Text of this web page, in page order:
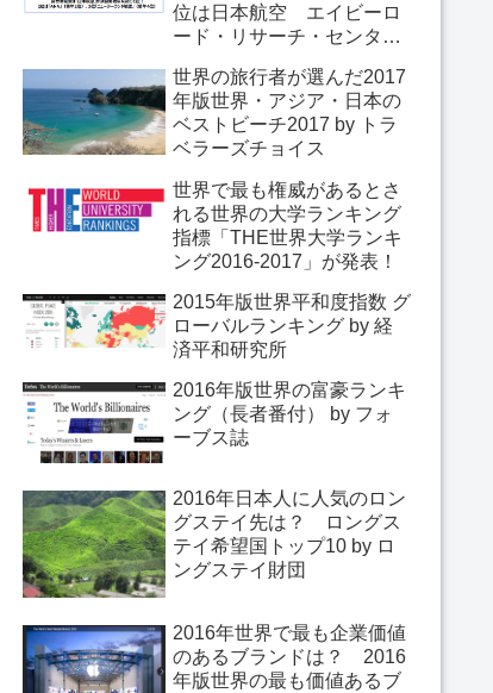
位は日本航空 エイビーロ
ード・リサーチ・センター
2017」
世界の旅行者が選んだ2017
年版世界・アジア・日本の
ベストビーチ2017 by トラ
ベラーズチョイス
世界で最も権威があるとさ
れる世界の大学ランキング
指標「THE世界大学ランキ
ング2016-2017」が発表！
2015年版世界平和度指数 グ
ローバルランキング by 経
済平和研究所
2016年版世界の富豪ランキ
ング（長者番付） by フォ
ーブス誌
2016年日本人に人気のロン
グステイ先は？ ロングス
テイ希望国トップ10 by ロ
ングステイ財団
2016年世界で最も企業価値
のあるブランドは？ 2016
年版世界の最も価値あるブ